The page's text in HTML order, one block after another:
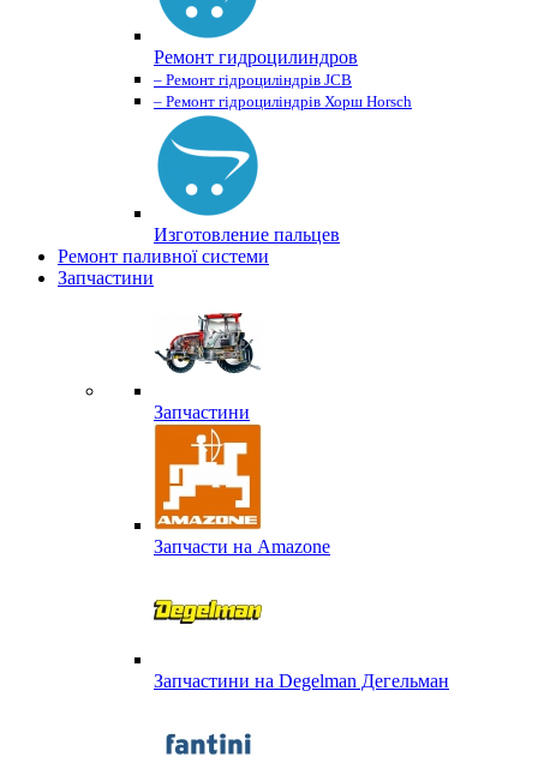
Ремонт гидроцилиндров
– Ремонт гідроциліндрів JCB
– Ремонт гідроциліндрів Хорш Horsch
Изготовление пальцев
Ремонт паливної системи
Запчастини
Запчастини
Запчасти на Amazone
Запчастини на Degelman Дегельман